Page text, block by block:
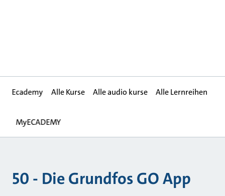
Ecademy Alle Kurse Alle audio kurse Alle Lernreihen
MyECADEMY
50 - Die Grundfos GO App